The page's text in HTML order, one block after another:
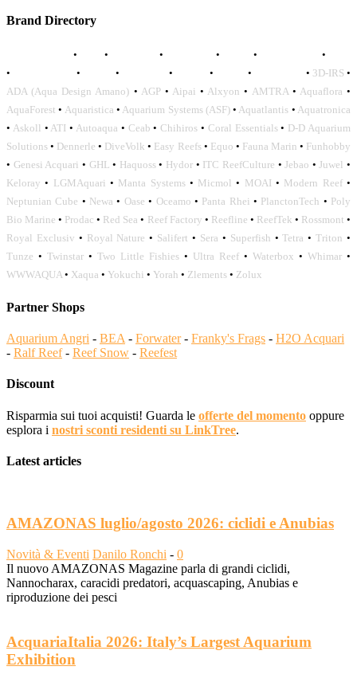
Brand Directory
• • • • • •
•
• • • • • • 3D-IRS •
ADA (Aqua Design Amano) • AGP• Aipai • Alxyon • AMTRA• Aquaflora •
AquaForest • Aquaristica • Aquarium Systems (ASF)• Aquatlantis • Aquatronica
• Askoll • ATI • Autoaqua • Ceab • Chihiros • Coral Essentials• D-D Aquarium
Solutions • Dennerle • DiveVolk • Easy Reefs• Equo • Fauna Marin • Funhobby
• Genesi Acquari • GHL • Haquoss• Hydor • ITC ReefCulture •Jebao •Juwel •
Keloray • LGMAquari • Manta Systems• Micmol • MOAI • Modern Reef•
Neptunian Cube • Newa • Oase • Oceamo • Panta Rhei • PlanctonTech • Poly
Bio Marine • Prodac • Red Sea • Reef Factory • Reefline • ReefTek • Rossmont •
Royal Exclusiv • Royal Nature • Salifert • Sera • Superfish •Tetra •Triton •
Tunze • Twinstar • Two Little Fishies • Ultra Reef • Waterbox • Whimar •
WWWAQUA • Xaqua • Yokuchi • Yorah • Zlements • Zolux
Partner Shops
Aquarium Angri - BEA - Forwater- Franky's Frags - H2O Acquari
- Ralf Reef- Reef Snow - Reefest
Discount
Risparmia sui tuoi acquisti! Guarda le offerte del momento oppure
esplora i nostri sconti residenti su LinkTree.
Latest articles
AMAZONAS luglio/agosto 2026: ciclidi e Anubias
Novità & Eventi Danilo Ronchi - 0
Il nuovo AMAZONAS Magazine parla di grandi ciclidi,
Nannocharax, caracidi predatori, acquascaping, Anubias e
riproduzione dei pesci
AcquariaItalia 2026: Italy’s Largest Aquarium
Exhibition